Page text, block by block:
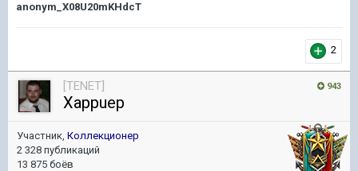
anonym_X08U20mKHdcT
2
943
[TENET]
Xappuep
Участник, Коллекционер
2 328 публикаций
13 875 боёв